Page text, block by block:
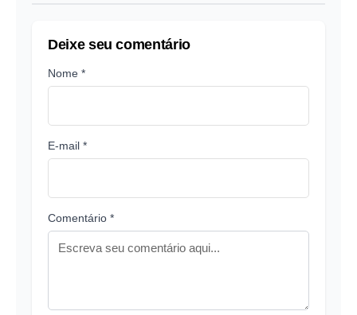
Deixe seu comentário
Nome *
E-mail *
Comentário *